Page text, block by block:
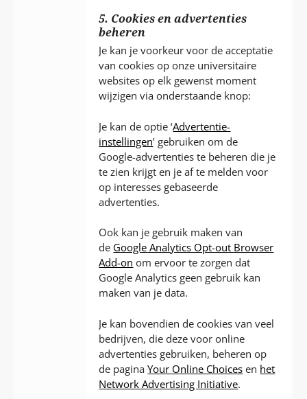
5. Cookies en advertenties
beheren
Je kan je voorkeur voor de acceptatie
van cookies op onze universitaire
websites op elk gewenst moment
wijzigen via onderstaande knop:
Je kan de optie ‘Advertentie-
instellingen’ gebruiken om de
Google-advertenties te beheren die je
te zien krijgt en je af te melden voor
op interesses gebaseerde
advertenties.
Ook kan je gebruik maken van
de Google Analytics Opt-out Browser
Add-on om ervoor te zorgen dat
Google Analytics geen gebruik kan
maken van je data.
Je kan bovendien de cookies van veel
bedrijven, die deze voor online
advertenties gebruiken, beheren op
de paginaYour Online Choices en het
Network Advertising Initiative.